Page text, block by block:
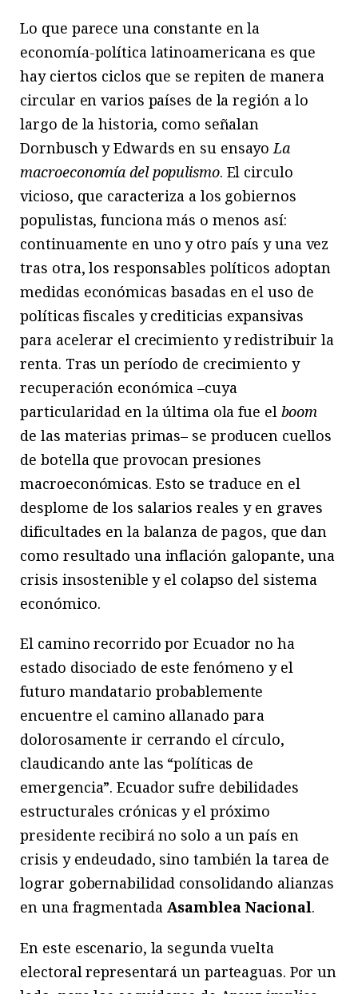
Lo que parece una constante en la
economía-política latinoamericana es que
hay ciertos ciclos que se repiten de manera
circular en varios países de la región a lo
largo de la historia, como señalan
Dornbusch y Edwards en su ensayoLa
macroeconomía del populismo. El circulo
vicioso, que caracteriza a los gobiernos
populistas, funciona más o menos así:
continuamente en uno y otro país y una vez
tras otra, los responsables políticos adoptan
medidas económicas basadas en el uso de
políticas fiscales y crediticias expansivas
para acelerar el crecimiento y redistribuir la
renta. Tras un período de crecimiento y
recuperación económica –cuya
particularidad en la última ola fue el boom
de las materias primas– se producen cuellos
de botella que provocan presiones
macroeconómicas. Esto se traduce en el
desplome de los salarios reales y en graves
dificultades en la balanza de pagos, que dan
como resultado una inflación galopante, una
crisis insostenible y el colapso del sistema
económico.
El camino recorrido por Ecuador no ha
estado disociado de este fenómeno y el
futuro mandatario probablemente
encuentre el camino allanado para
dolorosamente ir cerrando el círculo,
claudicando ante las “políticas de
emergencia”. Ecuador sufre debilidades
estructurales crónicas y el próximo
presidente recibirá no solo a un país en
crisis y endeudado, sino también la tarea de
lograr gobernabilidad consolidando alianzas
en una fragmentada Asamblea Nacional.
En este escenario, la segunda vuelta
electoral representará un parteaguas. Por un